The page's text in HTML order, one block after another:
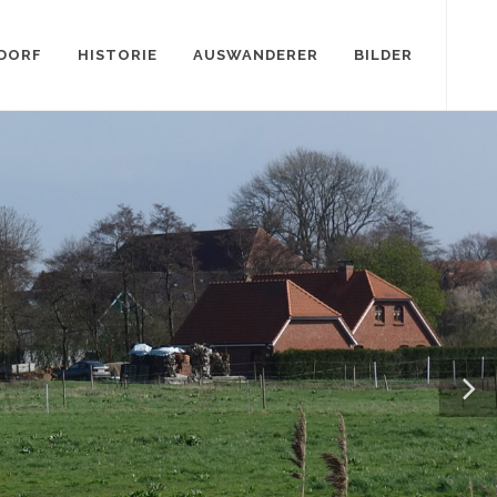
HISTORIE AUSWANDERER BILDER